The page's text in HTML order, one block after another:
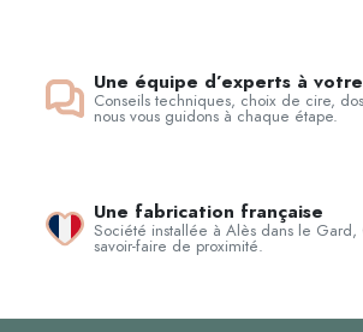
Une équipe d’experts à
Conseils techniques, choix de cire,
nous vous guidons à chaque étape.
Une fabrication française
Société installée à Alès dans le
savoir-faire de proximité.